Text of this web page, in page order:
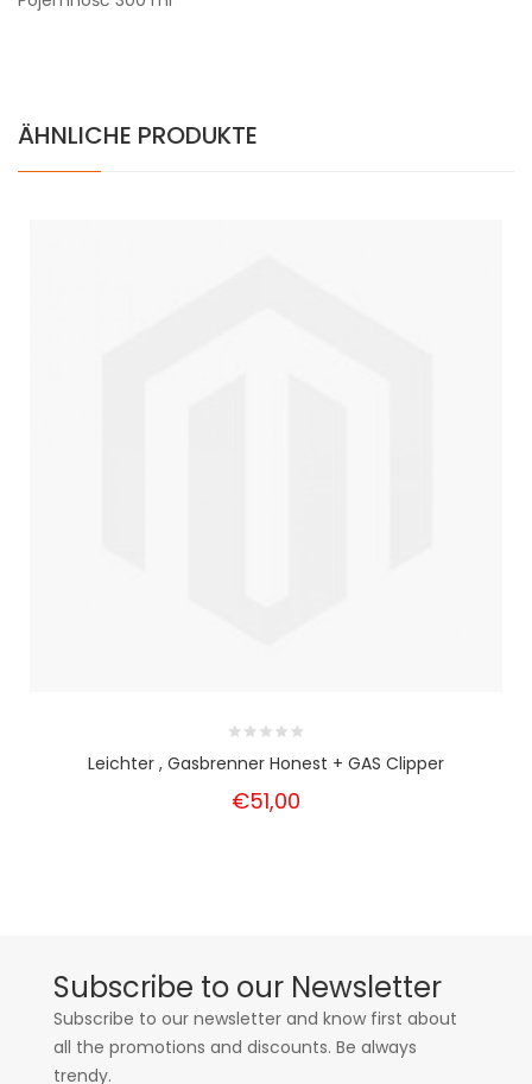
ÄHNLICHE PRODUKTE
Leichter , Gasbrenner Honest + GAS Clipper
€51,00
Subscribe to our Newsletter
Subscribe to our newsletter and know first about
all the promotions and discounts. Be always
trendy.